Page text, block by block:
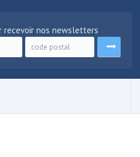
recevoir nos newsletters